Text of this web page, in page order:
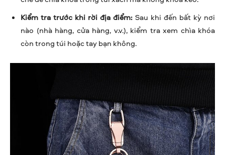
Kiểm tra trước khi rời địa điểm:Sau khi đến bất kỳ nơi
nào (nhà hàng, cửa hàng, v.v.), kiểm tra xem chìa khóa
còn trong túi hoặc tay bạn không.